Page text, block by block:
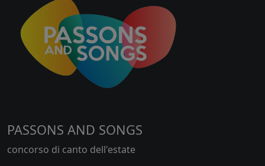
PASSONS AND SONGS
concorso di canto dell'estate